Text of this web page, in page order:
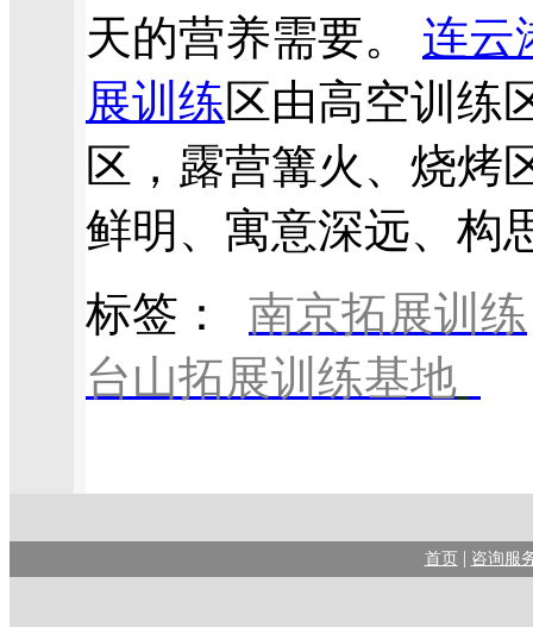
天的营养需要。 连云
展训练区由高空训练
区，露营篝火、烧烤
鲜明、寓意深远、构
标签： 南京拓展训练
台山拓展训练基地
首页 | 咨询服